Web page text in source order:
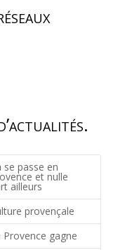
se passe en
et nulle
ailleurs
provençale
Provence gagne